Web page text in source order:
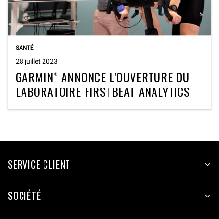
SANTÉ
28 juillet 2023
GARMIN® ANNONCE L’OUVERTURE DU
LABORATOIRE FIRSTBEAT ANALYTICS
SERVICE CLIENT
SOCIÉTÉ